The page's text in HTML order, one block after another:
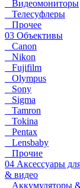
Видеомониторы
Телесуфлеры
Прочее
03 Объективы
Canon
Nikon
Fujifilm
Olympus
Sony
Sigma
Tamron
Tokina
Pentax
Lensbaby
Прочие
04 Аксессуары
& видео
Аккумуляторы